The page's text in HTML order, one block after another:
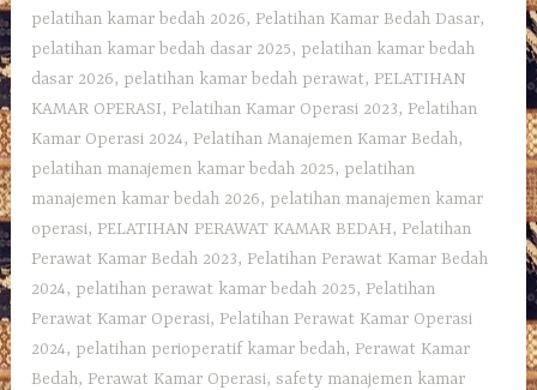
pelatihan kamar bedah 2026, Pelatihan Kamar Bedah Dasar,
pelatihan kamar bedah dasar 2025, pelatihan kamar bedah
dasar 2026, pelatihan kamar bedah perawat, PELATIHAN
KAMAR OPERASI, Pelatihan Kamar Operasi 2023, Pelatihan
Kamar Operasi 2024, Pelatihan Manajemen Kamar Bedah,
pelatihan manajemen kamar bedah 2025, pelatihan
manajemen kamar bedah 2026, pelatihan manajemen kamar
operasi, PELATIHAN PERAWAT KAMAR BEDAH, Pelatihan
Perawat Kamar Bedah 2023, Pelatihan Perawat Kamar Bedah
2024, pelatihan perawat kamar bedah 2025, Pelatihan
Perawat Kamar Operasi, Pelatihan Perawat Kamar Operasi
2024, pelatihan perioperatif kamar bedah, Perawat Kamar
Bedah, Perawat Kamar Operasi,safety manajemen kamar